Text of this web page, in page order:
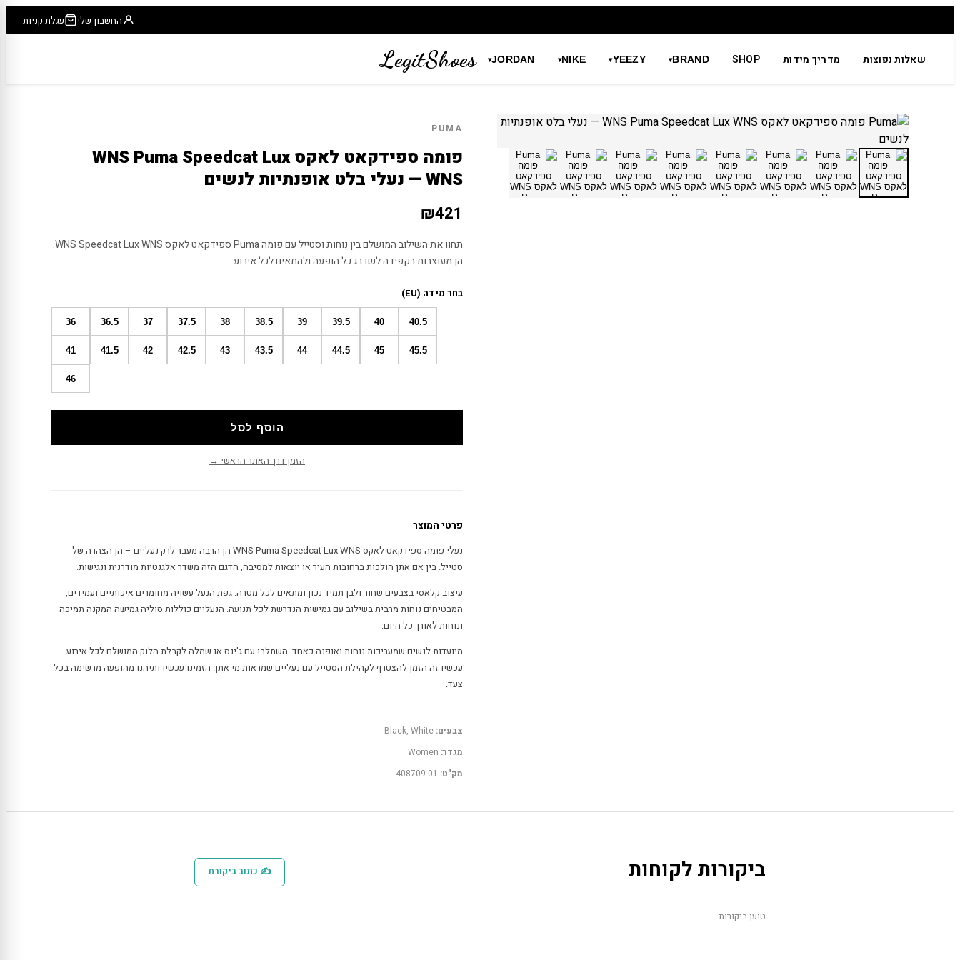
החשבון שלי עגלת קניות
JORDAN
▾ NIKE
▾ YEEZY
▾ BRAND
▾ SHOP מדריך מידות שאלות נפוצות LegitShoes
PUMA
פומה ספידקאט לאקס WNS Puma Speedcat Lux
WNS — נעלי בלט אופנתיות לנשים
₪421
תחוו את השילוב המושלם בין נוחות וסטייל עם פומה Puma ספידקאט לאקס WNS Speedcat Lux WNS.
הן מעוצבות בקפידה לשדרג כל הופעה ולהתאים לכל אירוע.
בחר מידה (EU)
36 36.5 37 37.5 38 38.5 39 39.5 40 40.5
41 41.5 42 42.5 43 43.5 44 44.5 45 45.5
46
הוסף לסל
הזמן דרך האתר הראשי →
פרטי המוצר
נעלי פומה ספידקאט לאקס WNS Puma Speedcat Lux WNS הן הרבה מעבר לרק נעליים – הן הצהרה של
סטייל. בין אם אתן הולכות ברחובות העיר או יוצאות למסיבה, הדגם הזה משדר אלגנטיות מודרנית ונגישות.
עיצוב קלאסי בצבעים שחור ולבן תמיד נכון ומתאים לכל מטרה. גפת הנעל עשויה מחומרים איכותיים ועמידים,
המבטיחים נוחות מרבית בשילוב עם גמישות הנדרשת לכל תנועה. הנעליים כוללות סוליה גמישה המקנה תמיכה
ונוחות לאורך כל היום.
מיועדות לנשים שמעריכות נוחות ואופנה כאחד. השתלבו עם ג'ינס או שמלה לקבלת הלוק המושלם לכל אירוע.
עכשיו זה הזמן להצטרף לקהילת הסטייל עם נעליים שמראות מי אתן. הזמינו עכשיו ותיהנו מהופעה מרשימה בכל
צעד.
צבעים: Black, White
מגדר: Women
מק"ט: 408709-01
ביקורות לקוחות ✍ כתוב ביקורת
טוען ביקורות...